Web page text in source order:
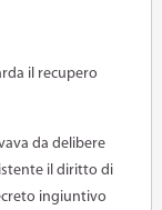
il recupero
da delibere
il diritto di
ingiuntivo